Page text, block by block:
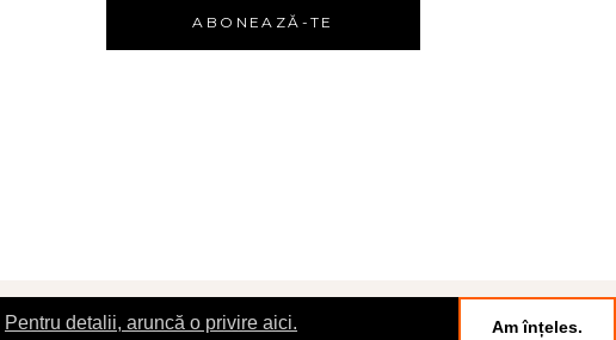
Pentru detalii, aruncă o privire aici. Am înțeles.